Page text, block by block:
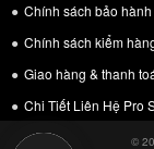
Chính sách bảo hành
Chính sách kiểm
Giao hàng & thanh
Chi Tiết Liên Hệ Pro
©